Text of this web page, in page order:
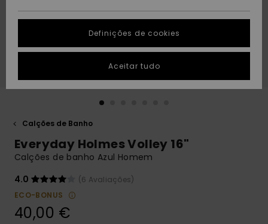
Coleções
Highlights
Guia de
tamanhos
conversa para
obteres a
resposta mais
rápida à tua
conversa
respostas
para as
PRESENTE
DESEJO
Calções de Banho
Everyday Holmes Volley 16"
Calções de banho Azul Homem
4.0
(6 Avaliações)
ECO-BONUS
40,00 €
Definições de cookies
Aceitar tudo